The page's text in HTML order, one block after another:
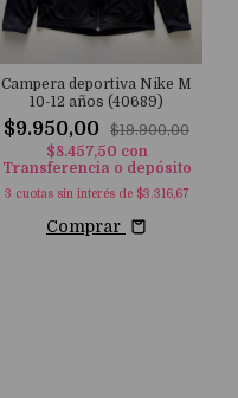
Campera deportiva Nike M
10-12 años (40689)
$9.950,00
$19.900,00
$8.457,50 con
Transferencia o depósito
3 cuotas sin interés de $3.316,67
Comprar